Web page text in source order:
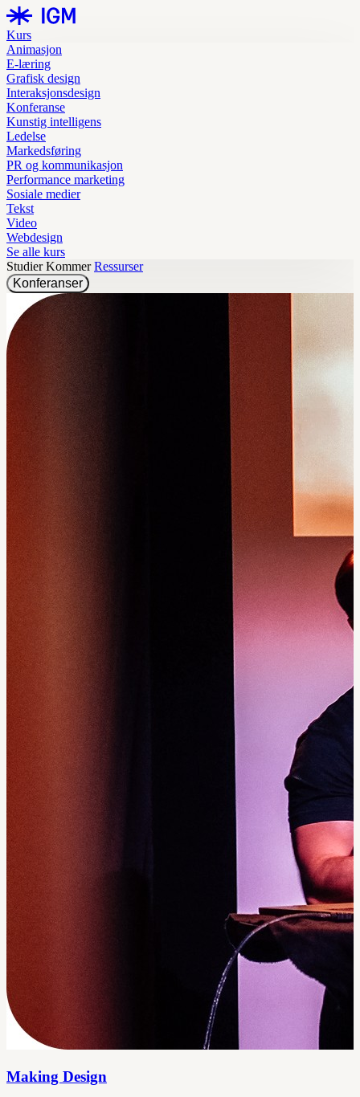
Kurs
Animasjon
E-læring
Grafisk design
Interaksjonsdesign
Konferanse
Kunstig intelligens
Ledelse
Markedsføring
PR og kommunikasjon
Performance marketing
Sosiale medier
Tekst
Video
Webdesign
Se alle kurs
StudierKommer Ressurser
Konferanser
Making Design